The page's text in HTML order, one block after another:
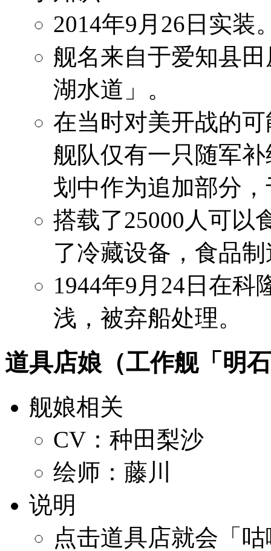
2014年9月26日实装
舰名来自于爱知县
湖水道」。
在当时对美开战的
舰队仅有一只随军
划中作为追加部分
搭载了25000人可以
了冷藏设备，食品
1944年9月24日在科
浅，被弃船处理。
道具店娘（工作舰「明
舰娘相关
CV：种田梨沙
绘师：藤川
说明
点击道具店就会「